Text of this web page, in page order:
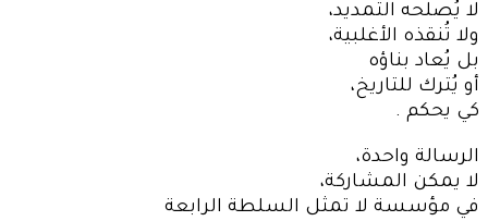
لا يُصلحه التمديد،
ولا تُنقذه الأغلبية،
بل يُعاد بناؤه
أو يُترك للتاريخ،
كي يحكم .
الرسالة واحدة،
لا يمكن المشاركة،
في مؤسسة لا تمثل السلطة الرابعة